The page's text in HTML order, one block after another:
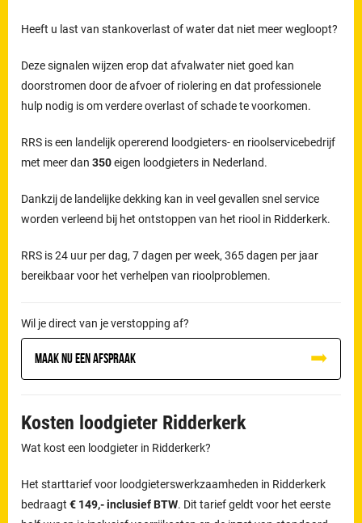
Heeft u last van stankoverlast of water dat niet meer wegloopt?
Deze signalen wijzen erop dat afvalwater niet goed kan
doorstromen door de afvoer of riolering en dat professionele
hulp nodig is om verdere overlast of schade te voorkomen.
RRS is een landelijk opererend loodgieters- en rioolservicebedrijf
met meer dan350eigen loodgieters in Nederland.
Dankzij de landelijke dekking kan in veel gevallen snel service
worden verleend bij het ontstoppen van het riool in Ridderkerk.
RRS is 24 uur per dag, 7 dagen per week, 365 dagen per jaar
bereikbaar voor het verhelpen van rioolproblemen.
Wil je direct van je verstopping af?
Maak nu een afspraak
Kosten loodgieter Ridderkerk
Wat kost een loodgieter in Ridderkerk?
Het starttarief voor loodgieterswerkzaamheden in Ridderkerk
bedraagt€ 149,- inclusief BTW. Dit tarief geldt voor het eerste